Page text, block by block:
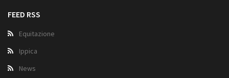
FEED RSS
Equitazione
Ippica
News